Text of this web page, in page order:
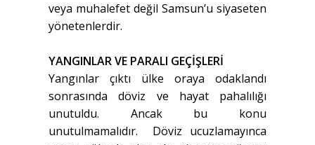
veya muhalefet değil Samsun’u siyaseten
yönetenlerdir.
YANGINLAR VE PARALI GEÇİŞLERİ
Yangınlar çıktı ülke oraya odaklandı
sonrasında döviz ve hayat pahalılığı
unutuldu. Ancak bu konu
unutulmamalıdır. Döviz ucuzlamayınca